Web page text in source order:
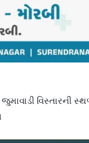
વિસ્તારની